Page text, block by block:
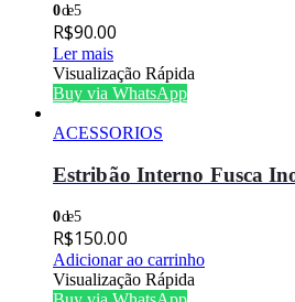
0de 5
R$90.00
Ler mais
Visualização Rápida
Buy via WhatsApp
ACESSORIOS
Estribão Interno Fusca
0de 5
R$150.00
Adicionar ao carrinho
Visualização Rápida